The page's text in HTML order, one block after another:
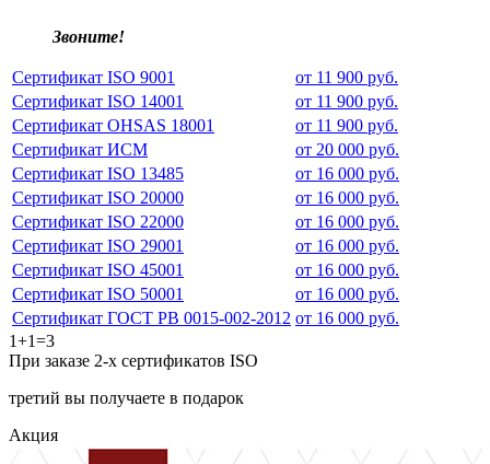
Звоните!
Сертификат ISO 9001
от 11 900 руб.
Сертификат ISO 14001
от 11 900 руб.
Сертификат OHSAS 18001
от 11 900 руб.
Сертификат ИСМ
от 20 000 руб.
Сертификат ISO 13485
от 16 000 руб.
Сертификат ISO 20000
от 16 000 руб.
Сертификат ISO 22000
от 16 000 руб.
Сертификат ISO 29001
от 16 000 руб.
Сертификат ISO 45001
от 16 000 руб.
Сертификат ISO 50001
от 16 000 руб.
Сертификат ГОСТ РВ 0015-002-2012 от 16 000 руб.
1+1=3
При заказе 2-х сертификатов ISO
третий вы получаете в подарок
Акция